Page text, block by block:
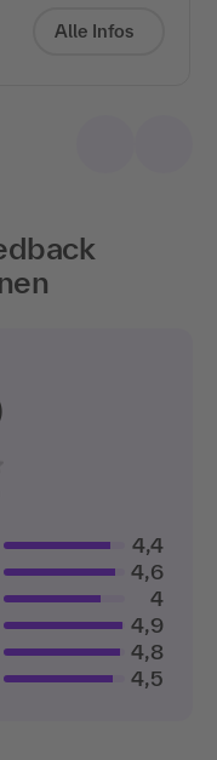
Alle Infos
4,4
4,6
4
4,9
4,8
4,5